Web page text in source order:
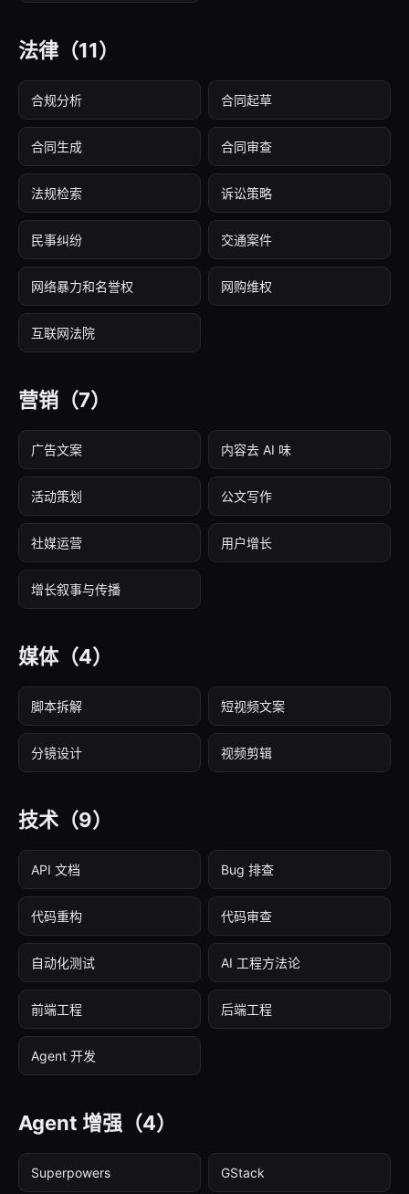
法律 （11）
合规分析 合同起草
合同生成 合同审查
法规检索 诉讼策略
民事纠纷 交通案件
网络暴力和名誉权 网购维权
互联网法院
营销 （7）
广告文案 内容去 AI 味
活动策划 公文写作
社媒运营 用户增长
增长叙事与传播
媒体（4）
脚本拆解 短视频文案
分镜设计 视频剪辑
技术（9）
API 文档 Bug 排查
代码重构 代码审查
自动化测试 AI 工程方法论
前端工程 后端工程
Agent 开发
Agent 增强 （4）
Superpowers GStack